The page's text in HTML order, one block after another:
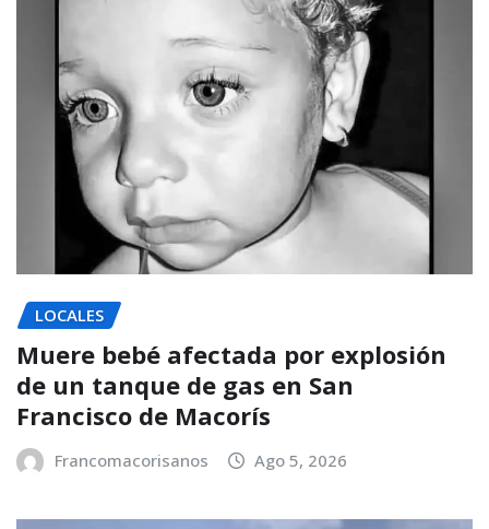
LOCALES
Muere bebé afectada por explosión
de un tanque de gas en San
Francisco de Macorís
Francomacorisanos Ago 5, 2026